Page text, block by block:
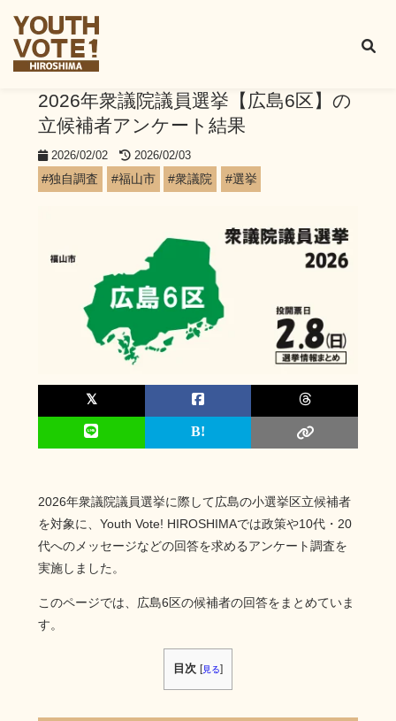
2026年衆議院議員選挙【広島6区】の
立候補者アンケート結果
2026/02/02
2026/02/03
#独自調査
#福山市 #衆議院 #選挙
2026年衆議院議員選挙に際して広島の小選挙区立候補者
を対象に、Youth Vote! HIROSHIMAでは政策や10代・20
代へのメッセージなどの回答を求めるアンケート調査を
実施しました。
このページでは、広島6区の候補者の回答をまとめていま
す。
目次 [見る]